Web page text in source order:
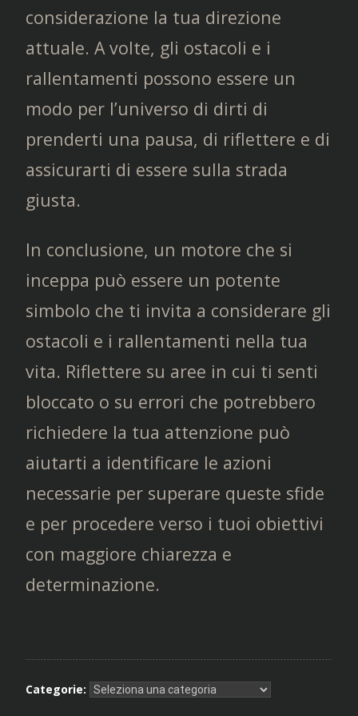
considerazione la tua direzione
attuale. A volte, gli ostacoli e i
rallentamenti possono essere un
modo per l’universo di dirti di
prenderti una pausa, di riflettere e di
assicurarti di essere sulla strada
giusta.
In conclusione, un motore che si
inceppa può essere un potente
simbolo che ti invita a considerare gli
ostacoli e i rallentamenti nella tua
vita. Riflettere su aree in cui ti senti
bloccato o su errori che potrebbero
richiedere la tua attenzione può
aiutarti a identificare le azioni
necessarie per superare queste sfide
e per procedere verso i tuoi obiettivi
con maggiore chiarezza e
determinazione.
Categorie: